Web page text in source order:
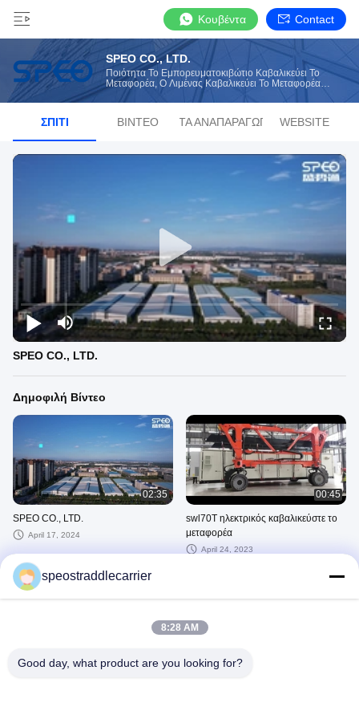
Κουβέντα Contact
SPEO CO., LTD.
Ποιότητα Το Εμπορευματοκιβώτιο Καβαλικεύει Το
Μεταφορέα, Ο Λιμένας Καβαλικεύει Το Μεταφορέα
Κατασκευαστής Από Την Κίνα
ΣΠΊΤΙ ΒΊΝΤΕΟ ΛΊΣΤΑ ΑΝΑΠΑΡΑΓΩΓΉΣWEBSITE
SPEO CO., LTD.
Δημοφιλή Βίντεο
02:35
SPEO CO., LTD.
April 17, 2024
00:45
swl70T ηλεκτρικός καβαλικεύστε το
μεταφορέα
April 24, 2023
Πρόσφατα Βίντεο
speostraddlecarrier
8:28 AM
Good day, what product are you looking for?